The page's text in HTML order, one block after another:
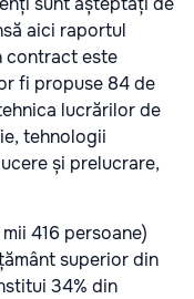
aici raportul
contract este
fi propuse 84 de
lucrărilor de
tehnologii
și prelucrare,
416 persoane)
superior din
34% din